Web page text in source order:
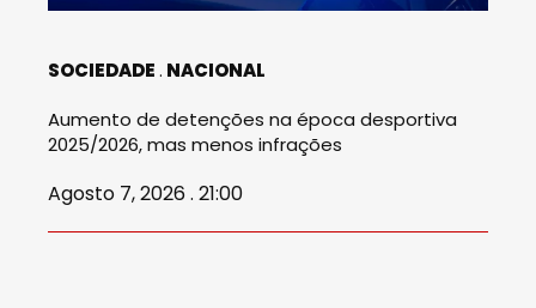
SOCIEDADE NACIONAL
Aumento de detenções na época desportiva
2025/2026, mas menos infrações
Agosto 7, 2026 . 21:00